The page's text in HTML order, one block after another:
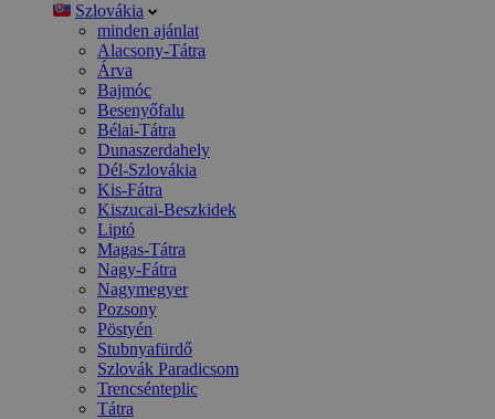
Szlovákia
minden ajánlat
Alacsony-Tátra
Árva
Bajmóc
Besenyőfalu
Bélai-Tátra
Dunaszerdahely
Dél-Szlovákia
Kis-Fátra
Kiszucai-Beszkidek
Liptó
Magas-Tátra
Nagy-Fátra
Nagymegyer
Pozsony
Pöstyén
Stubnyafürdő
Szlovák Paradicsom
Trencsénteplic
Tátra